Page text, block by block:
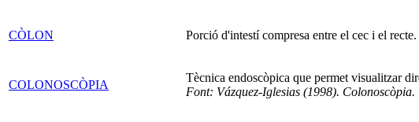
CÒLON Porció d'intestí compresa entre el cec i el
COLONOSCÒPIA
Tècnica endoscòpica que permet visualitzar
Font: Vázquez-Iglesias (1998). Colonoscòpia.